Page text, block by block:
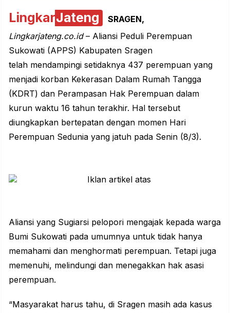
LingkarJateng
SRAGEN,
Lingkarjateng.co.id– Aliansi Peduli Perempuan
Sukowati (APPS) Kabupaten Sragen
telah mendampingi setidaknya 437 perempuan yang
menjadi korban Kekerasan Dalam Rumah Tangga
(KDRT) dan Perampasan Hak Perempuan dalam
kurun waktu 16 tahun terakhir. Hal tersebut
diungkapkan bertepatan dengan momen Hari
Perempuan Sedunia yang jatuh pada Senin (8/3).
Aliansi yang Sugiarsi pelopori mengajak kepada warga
Bumi Sukowati pada umumnya untuk tidak hanya
memahami dan menghormati perempuan. Tetapi juga
memenuhi, melindungi dan menegakkan hak asasi
perempuan.
“Masyarakat harus tahu, di Sragen masih ada kasus